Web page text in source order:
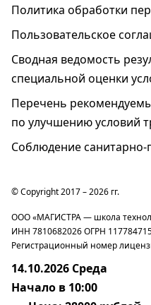
14.10.2026 Среда
Начало в 10:00
Политика обработки
Пользовательское
Cводная ведомость
специальной оценки
Перечень
по улучшению условий
Соблюдение санитарно-
© Copyright 2017 – 2026 гг.
ООО «МАГИСТРА — школа
ИНН 7810682026 ОГРН
Регистрационный номер